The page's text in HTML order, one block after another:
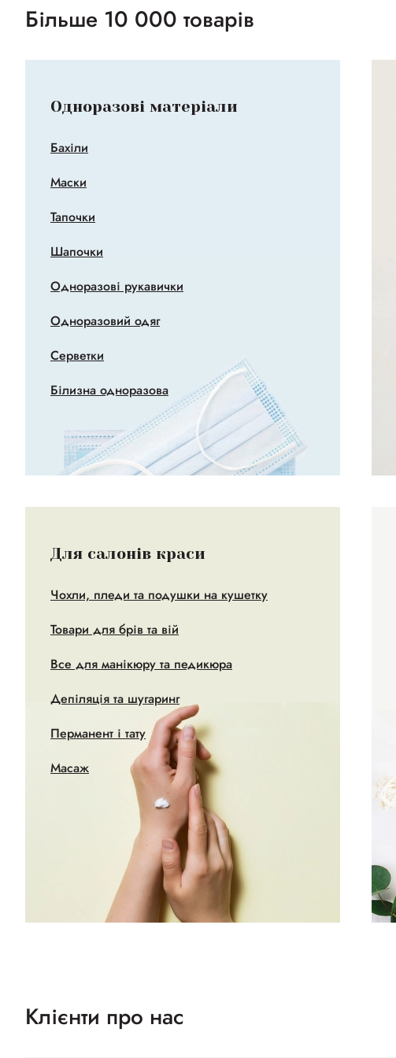
Більше 10 000 товарів
Одноразові матеріали
Бахіли
Маски
Тапочки
Шапочки
Одноразові рукавички
Одноразовий одяг
Серветки
Білизна одноразова
Для салонів краси
Чохли, пледи та подушки на кушетку
Товари для брів та вій
Все для манікюру та педикюра
Депіляція та шугаринг
Перманент і тату
Масаж
Клієнти про нас